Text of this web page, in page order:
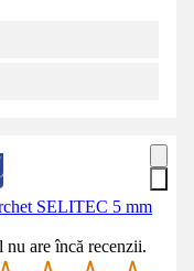
SELITEC 5 mm
nu are încă recenzii.